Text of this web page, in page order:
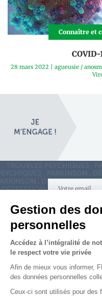
Connaître et
COVID-
28 mars 2022 agueusie /
les